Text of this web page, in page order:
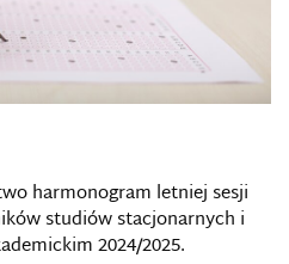
harmonogram letniej sesji
studiów stacjonarnych i
2024/2025.